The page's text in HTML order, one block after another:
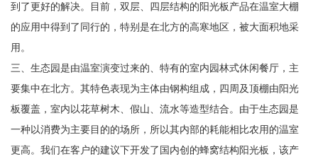
到了更好的解决。目前，双层、四层结构的阳光板产品在温室大棚
的应用中得到了同行的，特别是在北方的高寒地区，被大面积地采
用。
三、生态园是由温室演变过来的、特有的室内园林式休闲餐厅，主
要集中在北方。其特色表现为主体由钢构组成，四周及顶棚由阳光
板覆盖，室内以花草树木、假山、流水等造型结合。由于生态园是
一种以消费为主要目的的场所，所以其内部的耗能相比农用的温室
更高。我们在客户的建议下开发了国内创的蜂窝结构阳光板，该产